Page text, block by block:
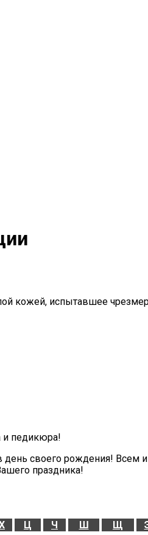
кожей, испытавшее
и педикюра!
день своего рождения! Всем
праздника!
Ц Ч Ш Щ